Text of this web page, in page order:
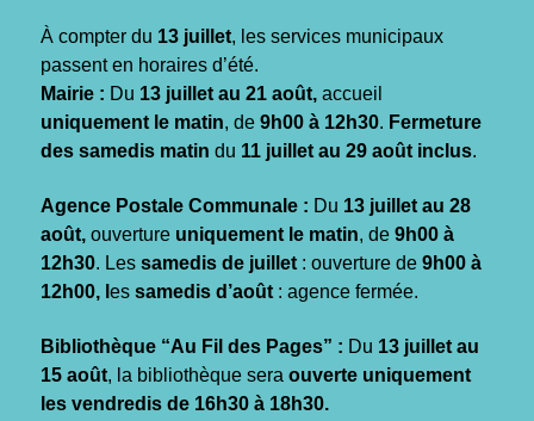
À compter du 13 juillet, les services municipaux
passent en horaires d’été.
Mairie : Du 13 juillet au 21 août, accueil
uniquement le matin, de 9h00 à 12h30. Fermeture
des samedis matin du 11 juillet au 29 août inclus.
Agence Postale Communale : Du 13 juillet au 28
août, ouverture uniquement le matin, de 9h00 à
12h30. Les samedis de juillet : ouverture de 9h00 à
12h00, l es samedis d’août : agence fermée.
Bibliothèque “Au Fil des Pages” : Du 13 juillet au
15 août, la bibliothèque sera ouverte uniquement
les vendredis de 16h30 à 18h30.